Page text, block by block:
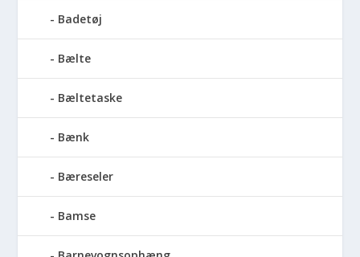
Badetøj
Bælte
Bæltetaske
Bænk
Bæreseler
Bamse